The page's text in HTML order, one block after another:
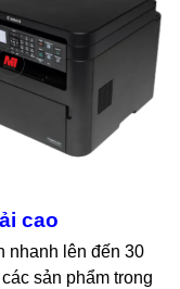
cao
nhanh lên đến 30
sản phẩm trong